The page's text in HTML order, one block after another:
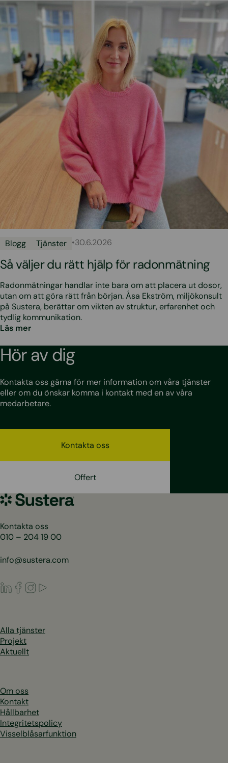
Blogg Tjänster •30.6.2026
Så väljer du rätt hjälp för radonmätning
Radonmätningar handlar inte bara om att placera ut dosor,
utan om att göra rätt från början. Åsa Ekström, miljökonsult
på Sustera, berättar om vikten av struktur, erfarenhet och
tydlig kommunikation.
Läs mer
Hör av dig
Kontakta oss gärna för mer information om våra tjänster
eller om du önskar komma i kontakt med en av våra
medarbetare.
Kontakta oss
Offert
Sustera
Sweden
Kontakta oss
010 – 204 19 00
info@sustera.com
LinkedIn
Facebook
Instagram
Alla tjänster
Projekt
Aktuellt
Om oss
Kontakt
Hållbarhet
Integritetspolicy
Visselblåsarfunktion